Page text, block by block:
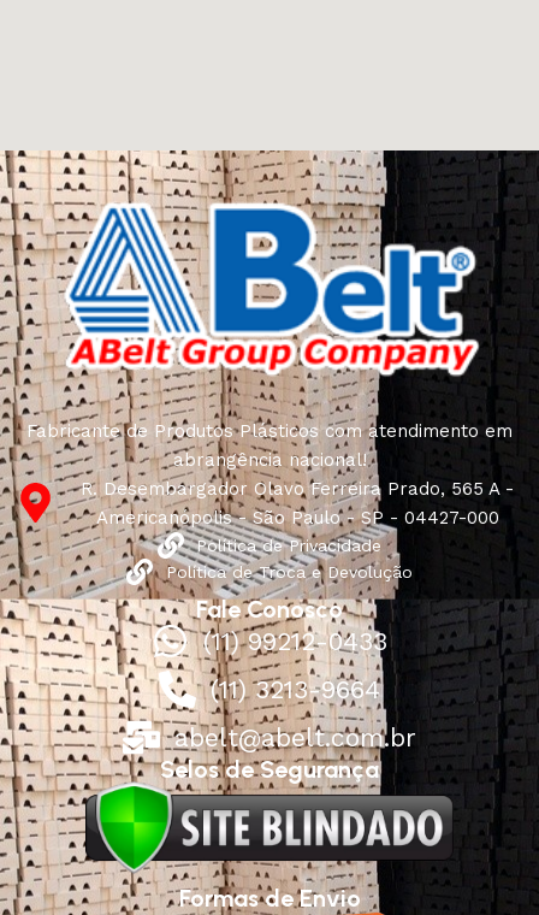
Fabricante de Produtos Plásticos com atendimento em
abrangência nacional!
R. Desembargador Olavo Ferreira Prado, 565 A -
Americanópolis - São Paulo - SP - 04427-000
Política de Privacidade
Política de Troca e Devolução
Fale Conosco
(11) 99212-0433
(11) 3213-9664
abelt@abelt.com.br
Selos de Segurança
Formas de Envio